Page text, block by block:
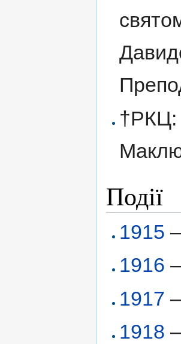
†РКЦ:
Події
1915
1916
1917
1918